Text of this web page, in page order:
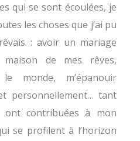
qui se sont écoulées, je
les choses que j’ai pu
: avoir un mariage
de mes rêves,
monde, m’épanouir
personnellement… tant
ont contribuées à mon
se profilent à l’horizon